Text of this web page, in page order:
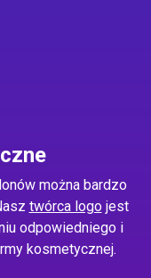
można bardzo
twórca logojest
odpowiedniego i
kosmetycznej.